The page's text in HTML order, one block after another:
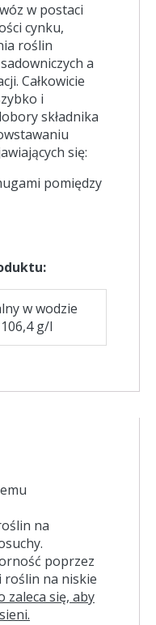
w postaci
cynku,
roślin
a
Całkowicie
i
składnika
się:
pomiędzy
w wodzie
g/l
na
poprzez
roślin na niskie
zaleca się, aby